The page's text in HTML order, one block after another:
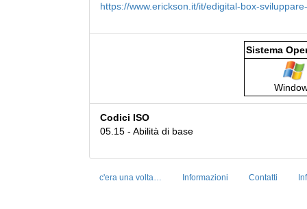
https://www.erickson.it/it/edigital-box-
Sistema
Codici ISO
05.15 - Abilità di base
c'era una volta… Informazioni Contatti